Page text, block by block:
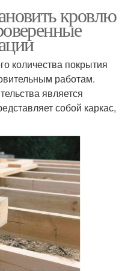
кровлю
количества покрытия
работам.
является
собой каркас,